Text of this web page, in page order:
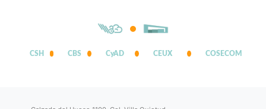
CSH CBS CyAD CEUX COSECOM